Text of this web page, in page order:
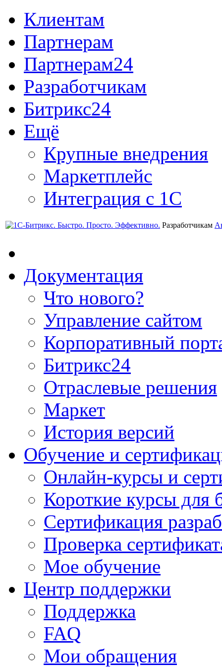
Клиентам
Партнерам
Партнерам24
Разработчикам
Битрикс24
Ещё
Крупные внедрения
Маркетплейс
Интеграция с 1С
Разработчикам
Документация
Что нового?
Управление сайтом
Корпоративный
Битрикс24
Отраслевые решения
Маркет
История версий
Обучение и
Онлайн-курсы и
Короткие курсы для
Сертификация
Проверка
Мое обучение
Центр поддержки
Поддержка
FAQ
Мои обращения